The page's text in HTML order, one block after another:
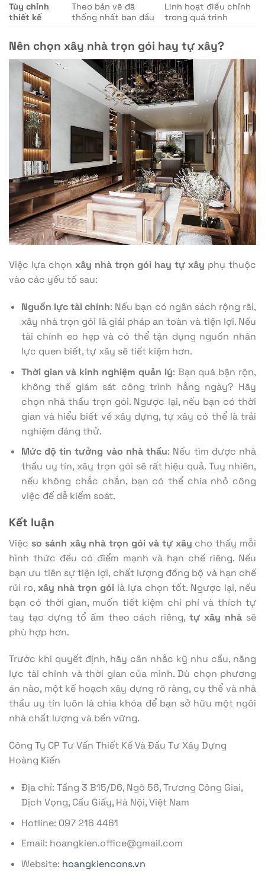
Tùy chỉnh
thiết kế
Theo bản vẽ đã
thống nhất ban đầu
Linh hoạt điều chỉnh
trong quá trình
Nên chọn xây nhà trọn gói hay tự xây?
Việc lựa chọn xây nhà trọn gói hay tự xây phụ thuộc
vào các yếu tố sau:
Nguồn lực tài chính: Nếu bạn có ngân sách rộng rãi,
xây nhà trọn gói là giải pháp an toàn và tiện lợi. Nếu
tài chính eo hẹp và có thể tận dụng nguồn nhân
lực quen biết, tự xây sẽ tiết kiệm hơn.
Thời gian và kinh nghiệm quản lý: Bạn quá bận rộn,
không thể giám sát công trình hằng ngày? Hãy
chọn nhà thầu trọn gói. Ngược lại, nếu bạn có thời
gian và hiểu biết về xây dựng, tự xây có thể là trải
nghiệm đáng thử.
Mức độ tin tưởng vào nhà thầu: Nếu tìm được nhà
thầu uy tín, xây trọn gói sẽ rất hiệu quả. Tuy nhiên,
nếu không chắc chắn, bạn có thể chia nhỏ công
việc để dễ kiểm soát.
Kết luận
Việc so sánh xây nhà trọn gói và tự xây cho thấy mỗi
hình thức đều có điểm mạnh và hạn chế riêng. Nếu
bạn ưu tiên sự tiện lợi, chất lượng đồng bộ và hạn chế
rủi ro, xây nhà trọn gói là lựa chọn tốt. Ngược lại, nếu
bạn có thời gian, muốn tiết kiệm chi phí và thích tự
tay tạo dựng tổ ấm theo cách riêng,tự xây nhà sẽ
phù hợp hơn.
Trước khi quyết định, hãy cân nhắc kỹ nhu cầu, năng
lực tài chính và thời gian của mình. Dù chọn phương
án nào, một kế hoạch xây dựng rõ ràng, cụ thể và nhà
thầu uy tín luôn là chìa khóa để bạn sở hữu một ngôi
nhà chất lượng và bền vững.
Công Ty CP Tư Vấn Thiết Kế Và Đầu Tư Xây Dựng
Hoàng Kiến
Địa chỉ: Tầng 3 B15/D6, Ngõ 56, Trương Công Giai,
Dịch Vọng, Cầu Giấy, Hà Nội, Việt Nam
Hotline: 097 216 4461
Email: hoangkien.office@gmail.com
Website: hoangkiencons.vn